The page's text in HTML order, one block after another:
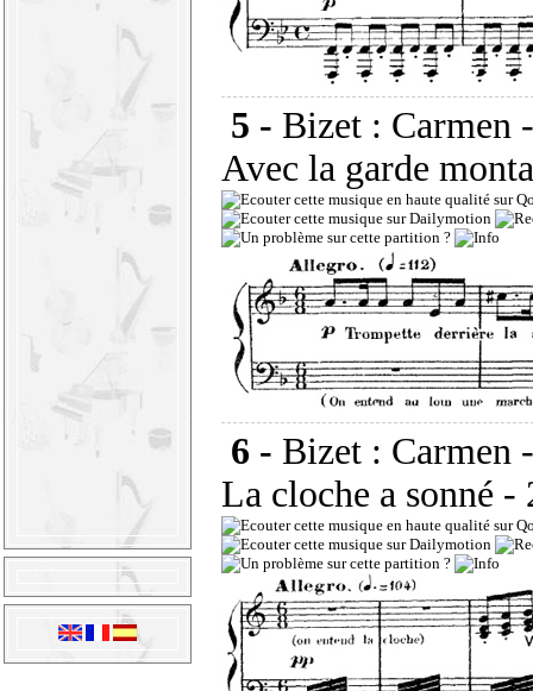
5 - Bizet : Carmen
Avec la garde
6 - Bizet : Carmen
La cloche a sonné -